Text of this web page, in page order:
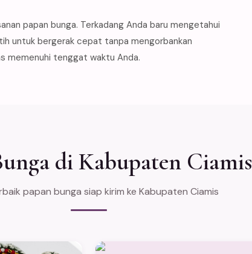
papan bunga. Terkadang Anda baru mengetahui
untuk bergerak cepat tanpa mengorbankan
memenuhi tenggat waktu Anda.
di Kabupaten Ciamis
papan bunga siap kirim ke Kabupaten Ciamis